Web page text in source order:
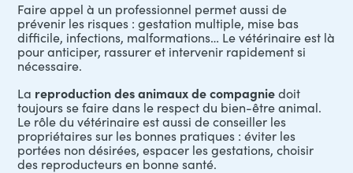
Faire appel à un professionnel permet aussi de
prévenir les risques : gestation multiple, mise bas
difficile, infections, malformations… Le vétérinaire est là
pour anticiper, rassurer et intervenir rapidement si
nécessaire.
La reproduction des animaux de compagniedoit
toujours se faire dans le respect du bien-être animal.
Le rôle du vétérinaire est aussi de conseiller les
propriétaires sur les bonnes pratiques : éviter les
portées non désirées, espacer les gestations, choisir
des reproducteurs en bonne santé.